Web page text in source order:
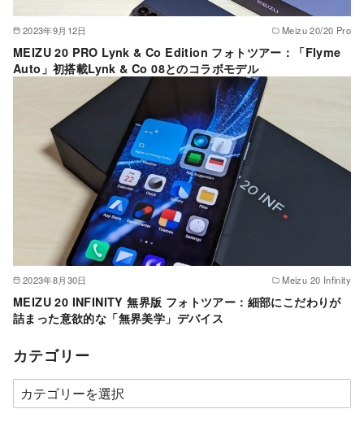
2023年9月12日 Meizu 20/20 Pro
MEIZU 20 PRO Lynk & Co Edition フォトツアー：「Flyme
Auto」初搭載Lynk & Co 08とのコラボモデル
2023年8月30日 Meizu 20 Infinity
MEIZU 20 INFINITY 無界版 フォトツアー：細部にこだわりが
詰まった意欲的な「無界美学」デバイス
カテゴリー
カ
テ